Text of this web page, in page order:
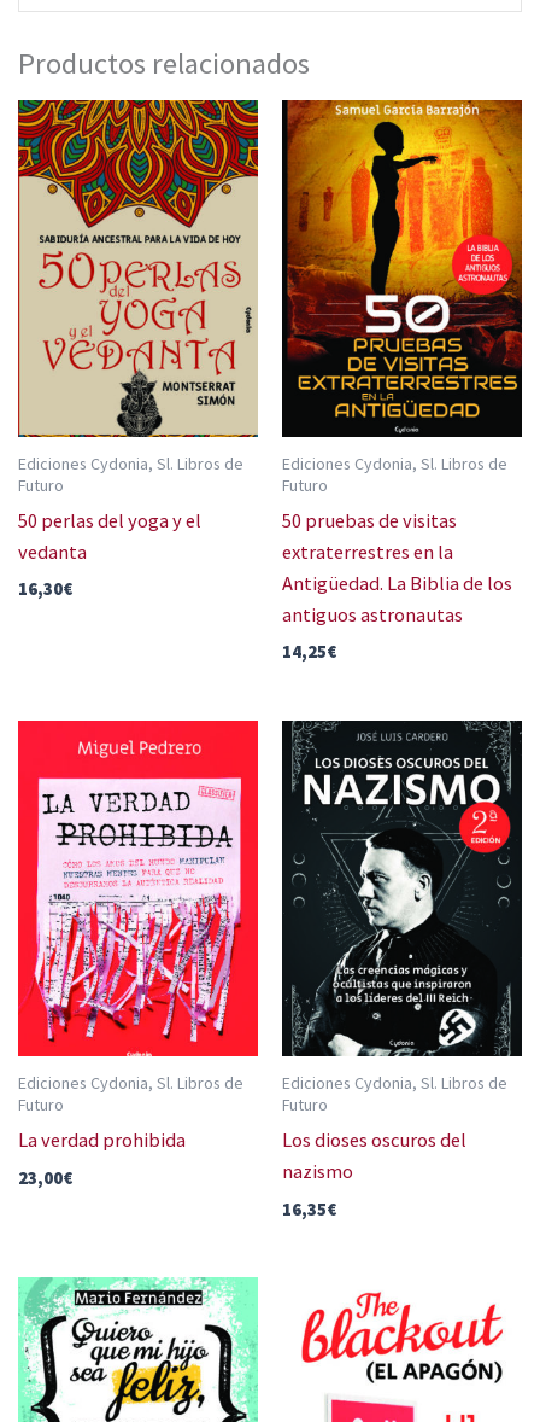
Productos relacionados
Ediciones Cydonia, Sl. Libros de
Futuro
50 perlas del yoga y el
vedanta
16,30€
Ediciones Cydonia, Sl. Libros de
Futuro
50 pruebas de visitas
extraterrestres en la
Antigüedad. La Biblia de los
antiguos astronautas
14,25€
Ediciones Cydonia, Sl. Libros de
Futuro
La verdad prohibida
23,00€
Ediciones Cydonia, Sl. Libros de
Futuro
Los dioses oscuros del
nazismo
16,35€